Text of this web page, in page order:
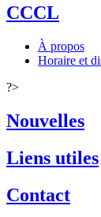
CCCL
À propos
Horaire et
?>
Nouvelles
Liens utiles
Contact